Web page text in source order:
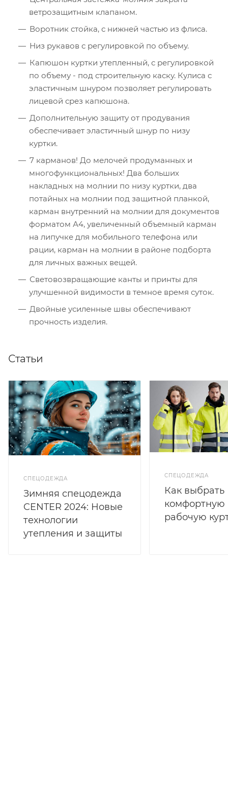
ветрозащитным клапаном.
Воротник стойка, с нижней частью из флиса.
Низ рукавов с регулировкой по объему.
Капюшон куртки утепленный, с регулировкой
по объему - под строительную каску. Кулиса с
эластичным шнуром позволяет регулировать
лицевой срез капюшона.
Дополнительную защиту от продувания
обеспечивает эластичный шнур по низу
куртки.
7 карманов! До мелочей продуманных и
многофункциональных! Два больших
накладных на молнии по низу куртки, два
потайных на молнии под защитной планкой,
карман внутренний на молнии для документов
форматом А4, увеличенный объемный карман
на липучке для мобильного телефона или
рации, карман на молнии в районе подборта
для личных важных вещей.
Световозвращающие канты и принты для
улучшенной видимости в темное время суток.
Двойные усиленные швы обеспечивают
прочность изделия.
Статьи
СПЕЦОДЕЖДА
Зимняя спецодежда
CENTER 2024: Новые
технологии
утепления и защиты
СПЕЦОДЕЖДА
Как выбрать
комфортную
рабочую